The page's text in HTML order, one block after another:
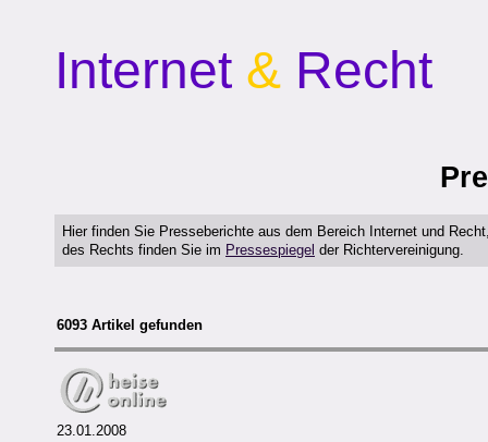
Internet & Recht
Hier finden Sie Presseberichte aus dem Bereich Internet und
des Rechts finden Sie im Pressespiegel der Richtervereinigung.
6093 Artikel gefunden
23.01.2008